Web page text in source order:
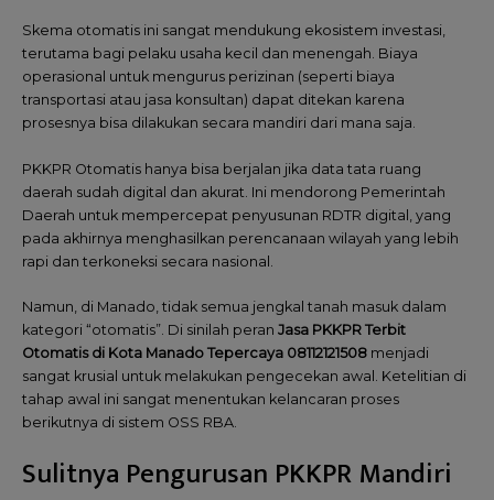
Skema otomatis ini sangat mendukung ekosistem investasi,
terutama bagi pelaku usaha kecil dan menengah. Biaya
operasional untuk mengurus perizinan (seperti biaya
transportasi atau jasa konsultan) dapat ditekan karena
prosesnya bisa dilakukan secara mandiri dari mana saja.
PKKPR Otomatis hanya bisa berjalan jika data tata ruang
daerah sudah digital dan akurat. Ini mendorong Pemerintah
Daerah untuk mempercepat penyusunan RDTR digital, yang
pada akhirnya menghasilkan perencanaan wilayah yang lebih
rapi dan terkoneksi secara nasional.
Namun, di Manado, tidak semua jengkal tanah masuk dalam
kategori “otomatis”. Di sinilah peran Jasa PKKPR Terbit
Otomatis di Kota Manado Tepercaya 08112121508 menjadi
sangat krusial untuk melakukan pengecekan awal. Ketelitian di
tahap awal ini sangat menentukan kelancaran proses
berikutnya di sistem OSS RBA.
Sulitnya Pengurusan PKKPR Mandiri